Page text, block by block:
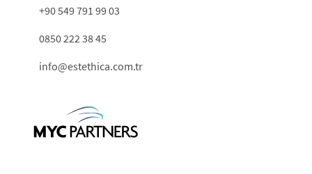
+90 549 791 99 03
0850 222 38 45
info@estethica.com.tr